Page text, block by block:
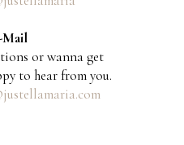
Mail
or wanna get
to hear from you.